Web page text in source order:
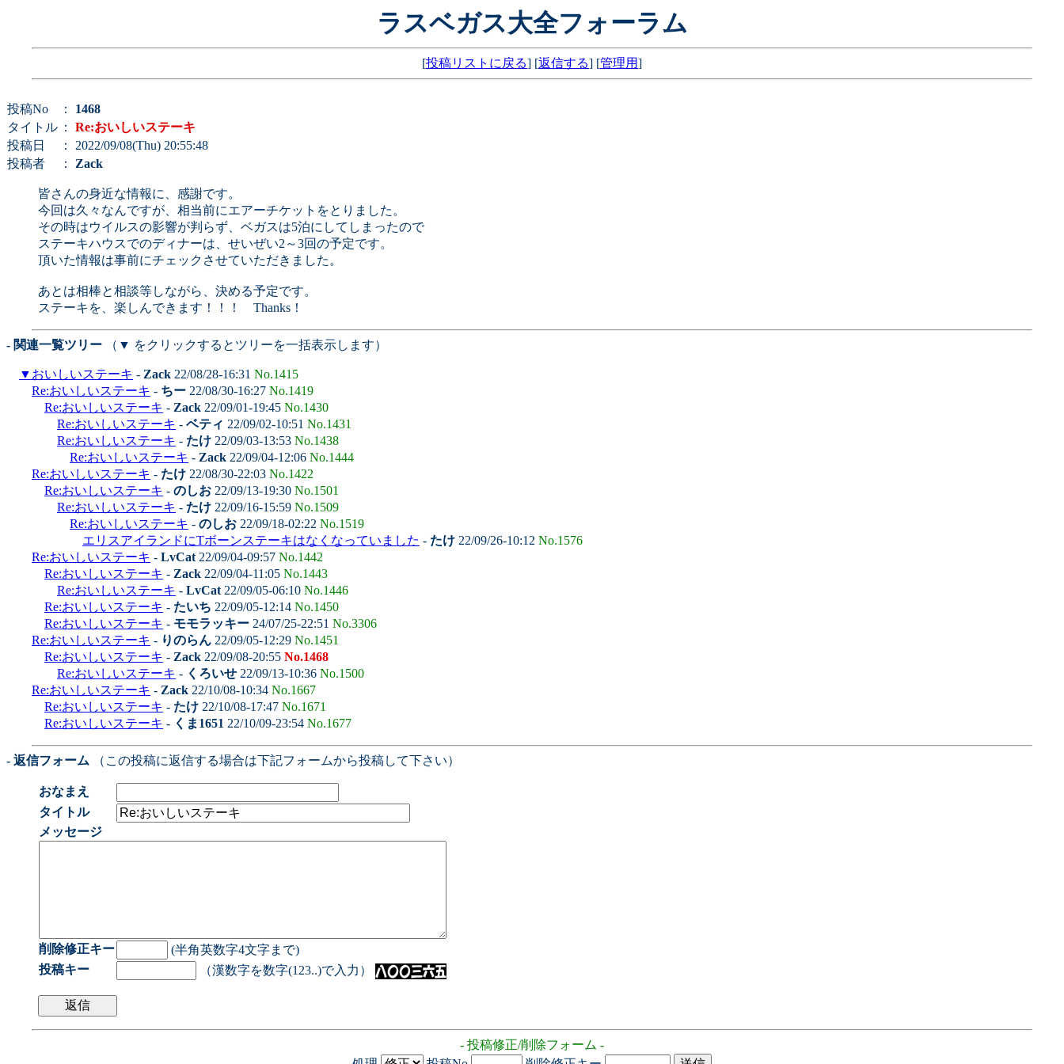
ラスベガス大全フォーラム
[投稿リストに戻る] [返信する] [管理用]
投稿No ： 1468
タイトル ： Re:おいしいステーキ
投稿日
： 2022/09/08(Thu) 20:55:48
投稿者
： Zack
皆さんの身近な情報に、感謝です。
今回は久々なんですが、相当前にエアーチケットをとりました。
その時はウイルスの影響が判らず、ベガスは5泊にしてしまったので
ステーキハウスでのディナーは、せいぜい2～3回の予定です。
頂いた情報は事前にチェックさせていただきました。
あとは相棒と相談等しながら、決める予定です。
ステーキを、楽しんできます！！！ Thanks！
- 関連一覧ツリー （▼ をクリックするとツリーを一括表示します）
▼ おいしいステーキ - Zack 22/08/28-16:31 No.1415
Re:おいしいステーキ - ちー 22/08/30-16:27 No.1419
Re:おいしいステーキ - Zack 22/09/01-19:45 No.1430
Re:おいしいステーキ - ベティ 22/09/02-10:51 No.1431
Re:おいしいステーキ - たけ 22/09/03-13:53 No.1438
Re:おいしいステーキ - Zack 22/09/04-12:06 No.1444
Re:おいしいステーキ - たけ 22/08/30-22:03 No.1422
Re:おいしいステーキ - のしお 22/09/13-19:30 No.1501
Re:おいしいステーキ - たけ 22/09/16-15:59 No.1509
Re:おいしいステーキ - のしお 22/09/18-02:22 No.1519
エリスアイランドにTボーンステーキはなくなっていました - たけ 22/09/26-10:12 No.1576
Re:おいしいステーキ - LvCat 22/09/04-09:57 No.1442
Re:おいしいステーキ - Zack 22/09/04-11:05 No.1443
Re:おいしいステーキ - LvCat 22/09/05-06:10 No.1446
Re:おいしいステーキ - たいち 22/09/05-12:14 No.1450
Re:おいしいステーキ - モモラッキー 24/07/25-22:51 No.3306
Re:おいしいステーキ - りのらん 22/09/05-12:29 No.1451
Re:おいしいステーキ - Zack 22/09/08-20:55 No.1468
Re:おいしいステーキ - くろいせ 22/09/13-10:36 No.1500
Re:おいしいステーキ - Zack 22/10/08-10:34 No.1667
Re:おいしいステーキ - たけ 22/10/08-17:47 No.1671
Re:おいしいステーキ - くま1651 22/10/09-23:54 No.1677
- 返信フォーム （この投稿に返信する場合は下記フォームから投稿して下さい）
おなまえ
タイトル
メッセージ
削除修正キー
(半角英数字4文字まで)
投稿キー
（漢数字を数字(123..)で入力）
- 投稿修正/削除フォーム -